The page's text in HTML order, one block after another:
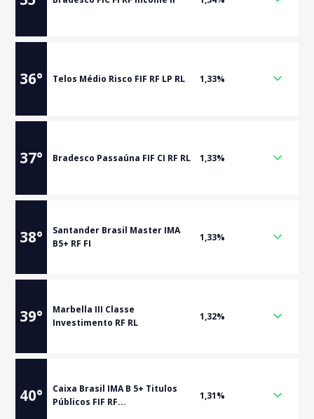
36° Telos Médio Risco FIF RF LP RL 1,33%
37° Bradesco Passaúna FIF CI RF RL 1,33%
38°
Santander Brasil Master IMA
B5+ RF FI
1,33%
39°
Marbella III Classe
Investimento RF RL
1,32%
40°
Caixa Brasil IMA B 5+ Titulos
Públicos FIF RF...
1,31%